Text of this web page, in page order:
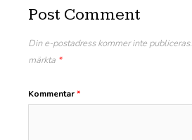
Post Comment
Din e-postadress kommer inte publiceras.
märkta *
Kommentar*